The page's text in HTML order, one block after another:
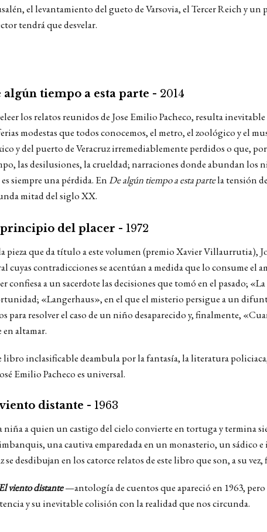
el levantamiento del gueto de Varsovia, el Tercer Reich y
tendrá que desvelar.
algún tiempo a esta parte - 2014
los relatos reunidos de Jose Emilio Pacheco, resulta
modestas que todos conocemos, el metro, el zoológico y el
y del puerto de Veracruz irremediablemente perdidos o que,
las desilusiones, la crueldad; narraciones donde abundan los
siempre una pérdida. EnDe algún tiempo a esta partela tensión
mitad del siglo XX.
del placer - 1972
pieza que da título a este volumen (premio Xavier Villaurrutia),
cuyas contradicciones se acentúan a medida que lo consume el
confiesa a un sacerdote las decisiones que tomó en el pasado;
«Langerhaus», en el que el misterio persigue a un
para resolver el caso de un niño desaparecido y, finalmente,
en altamar.
libro inclasificable deambula por la fantasía, la literatura
Emilio Pacheco es universal.
distante - 1963
niña a quien un castigo del cielo convierte en tortuga y termina
una cautiva emparedada en un monasterio, un sádico
se desdibujan en los catorce relatos de este libro que son, a su
viento distante—antología de cuentos que apareció en 1963,
y su inevitable colisión con la realidad que nos circunda.